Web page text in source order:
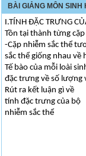
BÀI GIẢNG MÔN SINH
I.TÍNH ĐẶC TRƯNG
Tồn tại thành từng
-Cặp nhiễm sắc thể
sắc thể giống nhau về
Tế bào của mỗi loài
đặc trưng về số lượng
Rút ra kết luận gì về
tính đặc trưng của bộ
nhiễm sắc thể